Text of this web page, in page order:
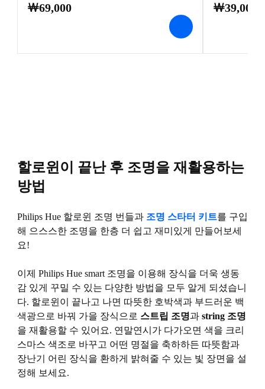
￦69,000 ￦39,000
할로윈이 끝난 후 조명을 재활용하는
방법
Philips Hue 할로윈 조명 번들과 조명 스타터 키트를 구입
해 으스스한 조명을 한층 더 쉽고 재미있게 만들어보세
요!
이제 Philips Hue smart 조명을 이용해 장식을 더욱 생동
감 있게 꾸밀 수 있는 다양한 방법을 모두 알게 되셨습니
다. 할로윈이 끝나고 나면 따뜻한 호박색과 부드러운 백
색광으로 바꿔 가을 장식으로 스트립 조명과 string 조명
을 재활용할 수 있어요. 연말연시가 다가오면 색을 크리
스마스 색조로 바꾸고 어떤 명절을 축하하든 따뜻함과
장난기 어린 장식을 환하게 밝혀줄 수 있는 빛 장면을 설
정해 보세요.